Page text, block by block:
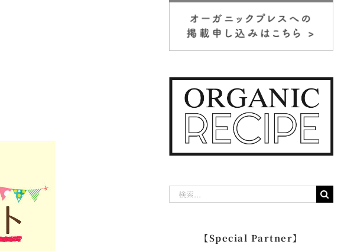
【Special Partner】